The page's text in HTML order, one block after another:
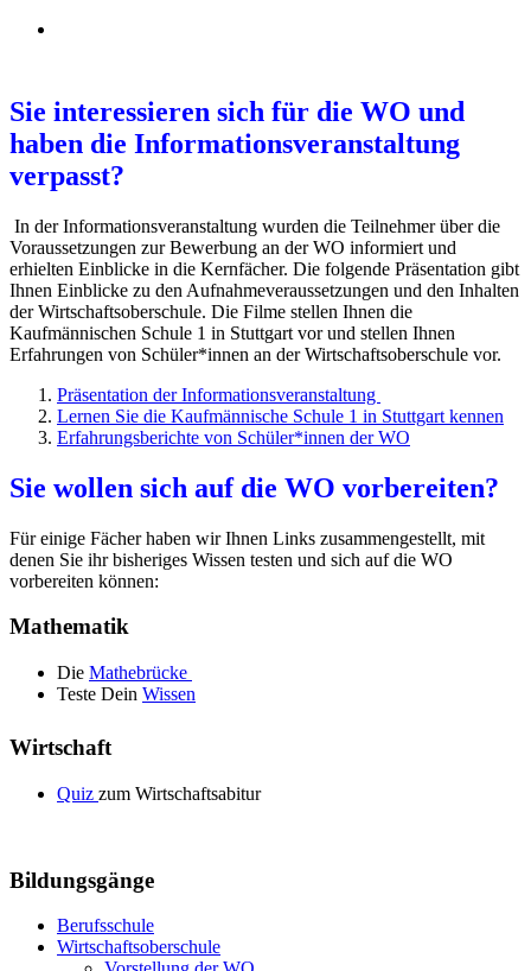
Sie interessieren sich für die WO und
haben die Informationsveranstaltung
verpasst?
In der Informationsveranstaltung wurden die Teilnehmer über die
Voraussetzungen zur Bewerbung an der WO informiert und
erhielten Einblicke in die Kernfächer. Die folgende Präsentation gibt
Ihnen Einblicke zu den Aufnahmeveraussetzungen und den Inhalten
der Wirtschaftsoberschule. Die Filme stellen Ihnen die
Kaufmännischen Schule 1 in Stuttgart vor und stellen Ihnen
Erfahrungen von Schüler*innen an der Wirtschaftsoberschule vor.
Präsentation der Informationsveranstaltung
Lernen Sie die Kaufmännische Schule 1 in Stuttgart kennen
Erfahrungsberichte von Schüler*innen der WO
Sie wollen sich auf die WO vorbereiten?
Für einige Fächer haben wir Ihnen Links zusammengestellt, mit
denen Sie ihr bisheriges Wissen testen und sich auf die WO
vorbereiten können:
Mathematik
Die Mathebrücke
Teste Dein Wissen
Wirtschaft
Quiz zum Wirtschaftsabitur
Bildungsgänge
Berufsschule
Wirtschaftsoberschule